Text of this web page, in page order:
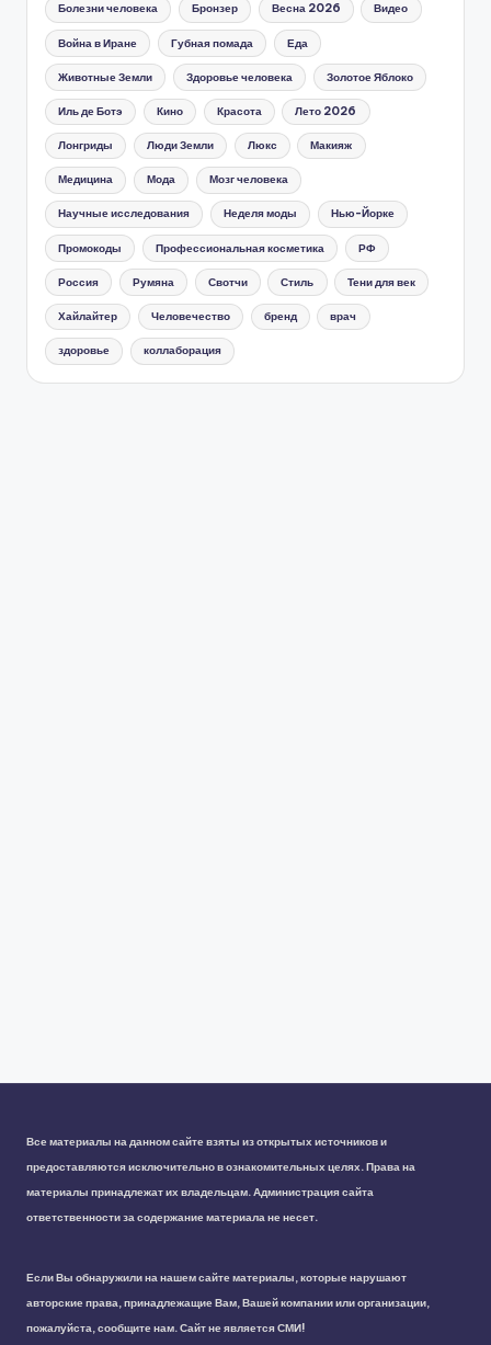
Болезни человека Бронзер Весна 2026 Видео
Война в Иране Губная помада Еда
Животные Земли Здоровье человека Золотое Яблоко
Иль де Ботэ Кино Красота Лето 2026
Лонгриды Люди Земли Люкс Макияж
Медицина Мода Мозг человека
Научные исследования Неделя моды Нью-Йорке
Промокоды Профессиональная косметика РФ
Россия Румяна Свотчи Стиль Тени для век
Хайлайтер Человечество бренд врач
здоровье коллаборация
Все материалы на данном сайте взяты из открытых источников и
предоставляются исключительно в ознакомительных целях. Права на
материалы принадлежат их владельцам. Администрация сайта
ответственности за содержание материала не несет.
Если Вы обнаружили на нашем сайте материалы, которые нарушают
авторские права, принадлежащие Вам, Вашей компании или организации,
пожалуйста, сообщите нам. Сайт не является СМИ!